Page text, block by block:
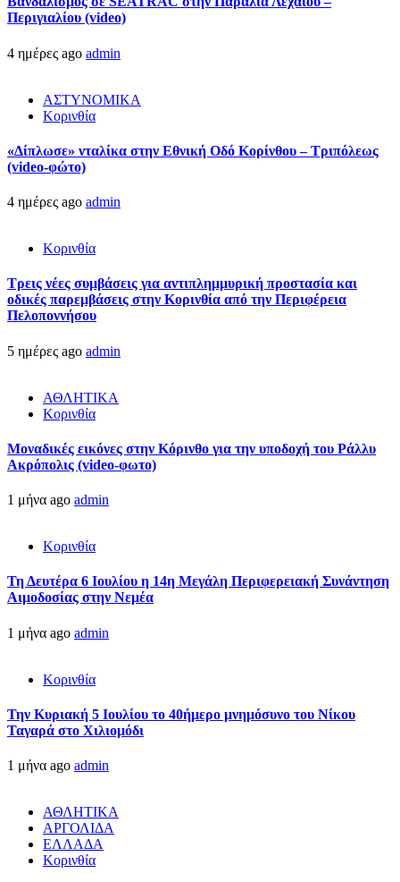
Περιγιαλίου (video)
4 ημέρες ago admin
ΑΣΤΥΝΟΜΙΚΑ
Κορινθία
«Δίπλωσε» νταλίκα στην Εθνική Oδό Κορίνθου – Τριπόλεως
(video-φώτο)
4 ημέρες ago admin
Κορινθία
Τρεις νέες συμβάσεις για αντιπλημμυρική προστασία και
οδικές παρεμβάσεις στην Κορινθία από την Περιφέρεια
Πελοποννήσου
5 ημέρες ago admin
ΑΘΛΗΤΙΚΑ
Κορινθία
Μοναδικές εικόνες στην Κόρινθο για την υποδοχή του Ράλλυ
Ακρόπολις (video-φωτο)
1 μήνα ago admin
Κορινθία
Τη Δευτέρα 6 Ιουλίου η 14η Μεγάλη Περιφερειακή Συνάντηση
Αιμοδοσίας στην Νεμέα
1 μήνα ago admin
Κορινθία
Την Κυριακή 5 Ιουλίου το 40ήμερο μνημόσυνο του Νίκου
Ταγαρά στο Χιλιομόδι
1 μήνα ago admin
ΑΘΛΗΤΙΚΑ
ΑΡΓΟΛΙΔΑ
ΕΛΛΑΔΑ
Κορινθία